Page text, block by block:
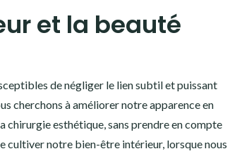
et la beauté
de négliger le lien subtil et puissant
cherchons à améliorer notre apparence en
chirurgie esthétique, sans prendre en compte
cultiver notre bien-être intérieur, lorsque nous